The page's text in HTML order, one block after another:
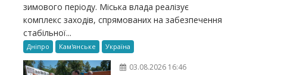
зимового періоду. Міська влада реалізує
комплекс заходів, спрямованих на забезпечення
стабільної...
Дніпро Кам'янське Україна
03.08.2026 16:46